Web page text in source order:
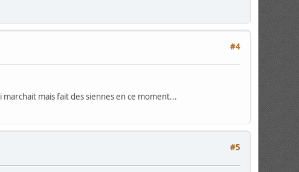
#4
marchait mais fait des siennes en ce moment...
#5